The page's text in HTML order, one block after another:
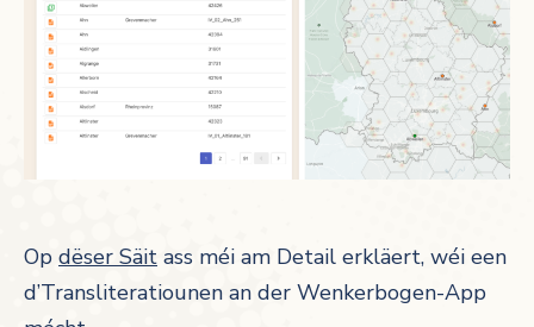
Op dëser Säit ass méi am Detail erkläert, wéi een
d’Transliteratiounen an der Wenkerbogen-App